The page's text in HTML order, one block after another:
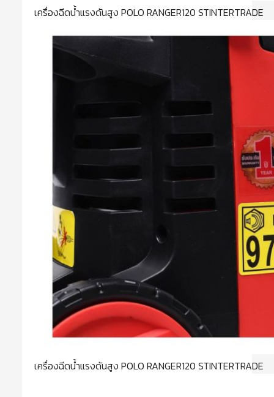
เครื่องฉีดน้ำแรงดันสูง POLO RANGER120 STINTERTRADE
เครื่องฉีดน้ำแรงดันสูง POLO RANGER120 STINTERTRADE